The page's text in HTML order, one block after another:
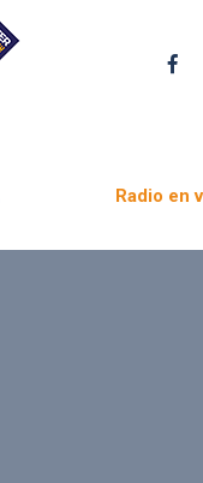
Radio en